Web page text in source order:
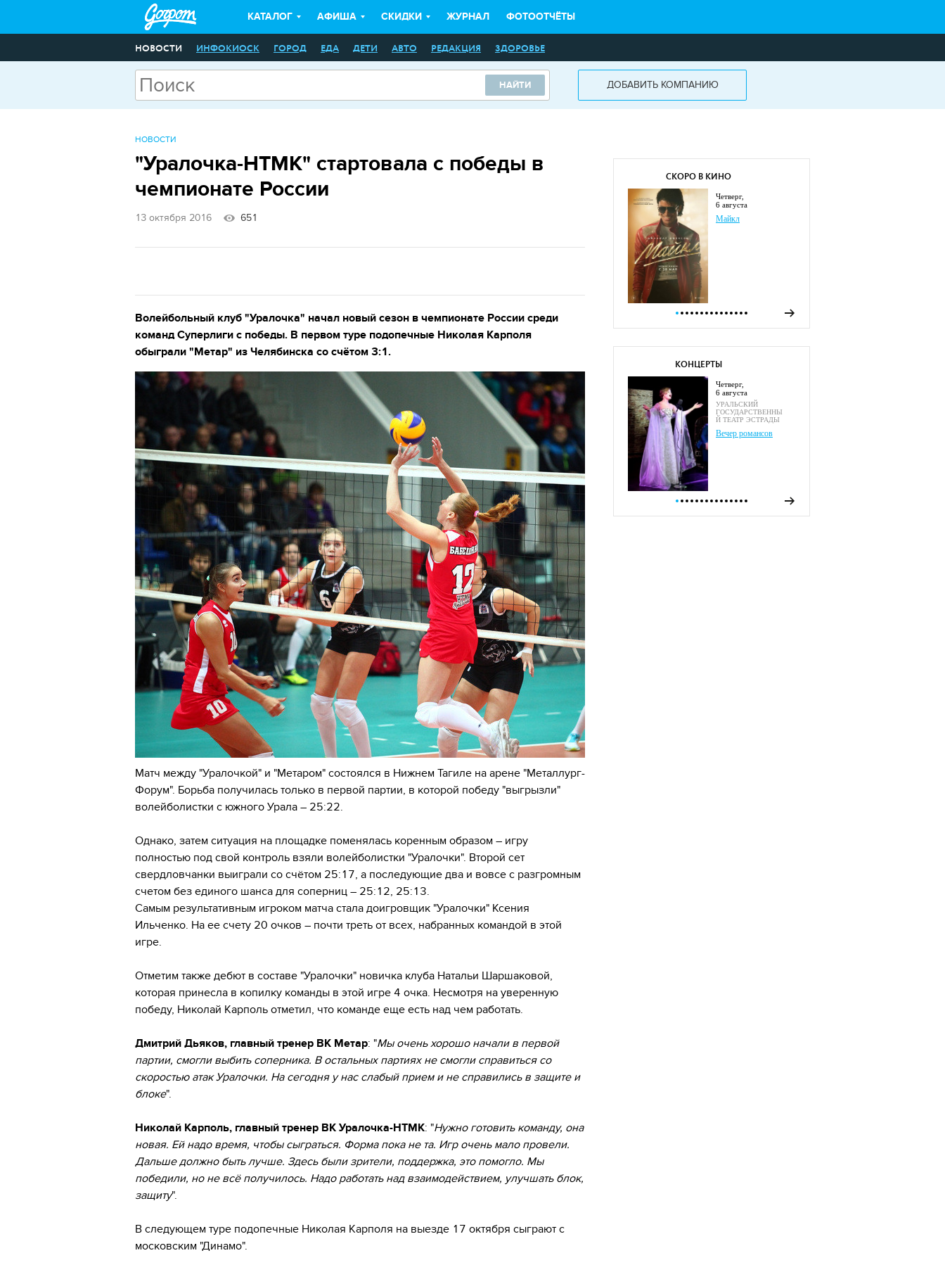
КАТАЛОГ АФИША СКИДКИ ЖУРНАЛ ФОТООТЧЁТЫ
НОВОСТИ ИНФОКИОСК ГОРОД ЕДА ДЕТИ АВТО РЕДАКЦИЯ ЗДОРОВЬЕ
НАЙТИ ДОБАВИТЬ КОМПАНИЮ
НОВОСТИ
"Уралочка-НТМК" стартовала с победы в
чемпионате России
13 октября 2016 651
Волейбольный клуб "Уралочка" начал новый сезон в чемпионате России среди
команд Суперлиги с победы. В первом туре подопечные Николая Карполя
обыграли "Метар" из Челябинска со счётом 3:1.
Матч между "Уралочкой" и "Метаром" состоялся в Нижнем Тагиле на арене "Металлург-
Форум". Борьба получилась только в первой партии, в которой победу "выгрызли"
волейболистки с южного Урала – 25:22.
Однако, затем ситуация на площадке поменялась коренным образом – игру
полностью под свой контроль взяли волейболистки "Уралочки". Второй сет
свердловчанки выиграли со счётом 25:17, а последующие два и вовсе с разгромным
счетом без единого шанса для соперниц – 25:12, 25:13.
Самым результативным игроком матча стала доигровщик "Уралочки" Ксения
Ильченко. На ее счету 20 очков – почти треть от всех, набранных командой в этой
игре.
Отметим также дебют в составе "Уралочки" новичка клуба Натальи Шаршаковой,
которая принесла в копилку команды в этой игре 4 очка. Несмотря на уверенную
победу, Николай Карполь отметил, что команде еще есть над чем работать.
Дмитрий Дьяков, главный тренер ВК Метар: "Мы очень хорошо начали в первой
партии, смогли выбить соперника. В остальных партиях не смогли справиться со
скоростью атак Уралочки. На сегодня у нас слабый прием и не справились в защите и
блоке".
Николай Карполь, главный тренер ВК Уралочка-НТМК: "Нужно готовить команду, она
новая. Ей надо время, чтобы сыграться. Форма пока не та. Игр очень мало провели.
Дальше должно быть лучше. Здесь были зрители, поддержка, это помогло. Мы
победили, но не всё получилось. Надо работать над взаимодействием, улучшать блок,
защиту".
В следующем туре подопечные Николая Карполя на выезде 17 октября сыграют с
московским "Динамо".
СКОРО В КИНО
четверг,
6 августа
Майкл
КОНЦЕРТЫ
четверг,
6 августа
УРАЛЬСКИЙ
ГОСУДАРСТВЕННЫ
Й ТЕАТР ЭСТРАДЫ
Вечер романсов